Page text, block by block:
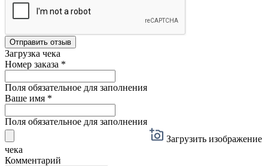
Отправить отзыв
Загрузка чека
Номер заказа *
Поля обязательное для заполнения
Ваше имя *
Поля обязательное для заполнения
Загрузить изображение
чека
Комментарий